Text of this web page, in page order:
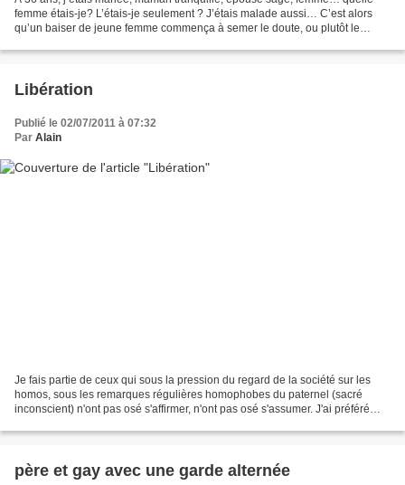
femme étais-je? L’étais-je seulement ? J’étais malade aussi… C’est alors
qu’un baiser de jeune femme commença à semer le doute, ou plutôt le
Libération
Publié le 02/07/2011 à 07:32
Par Alain
Je fais partie de ceux qui sous la pression du regard de la société sur les
homos, sous les remarques régulières homophobes du paternel (sacré
inconscient) n'ont pas osé s'affirmer, n'ont pas osé s'assumer. J'ai préféré
père et gay avec une garde alternée